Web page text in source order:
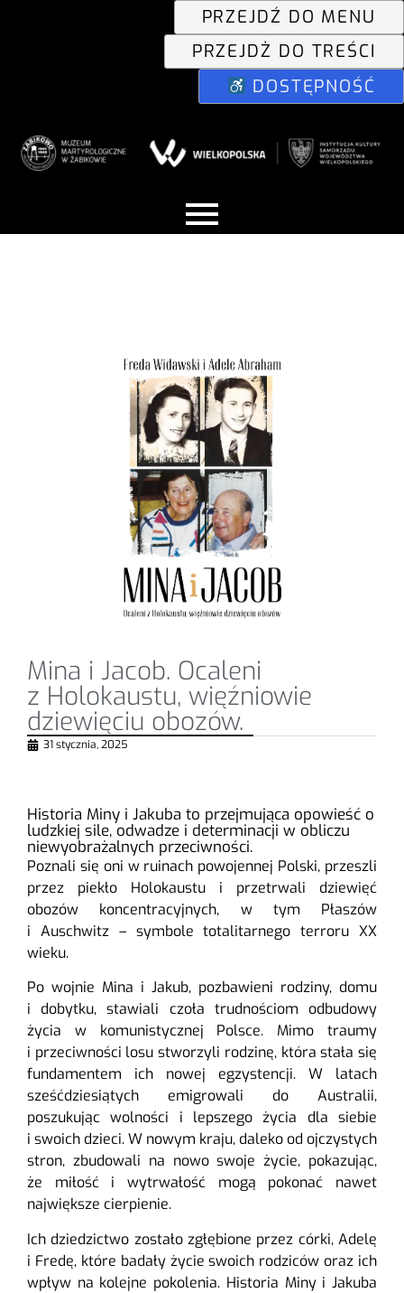
PRZEJDŹ DO MENU
PRZEJDŻ DO TREŚCI
DOSTĘPNOŚĆ
Mina i Jacob. Ocaleni
z Holokaustu, więźniowie
dziewięciu obozów.
31 stycznia, 2025
Historia Miny i Jakuba to przejmująca opowieść o
ludzkiej sile, odwadze i determinacji w obliczu
niewyobrażalnych przeciwności.
Poznali się oni w ruinach powojennej Polski, przeszli
przez piekło Holokaustu i przetrwali dziewięć
obozów koncentracyjnych, w tym Płaszów
i Auschwitz – symbole totalitarnego terroru XX
wieku.
Po wojnie Mina i Jakub, pozbawieni rodziny, domu
i dobytku, stawiali czoła trudnościom odbudowy
życia w komunistycznej Polsce. Mimo traumy
i przeciwności losu stworzyli rodzinę, która stała się
fundamentem ich nowej egzystencji. W latach
sześćdziesiątych emigrowali do Australii,
poszukując wolności i lepszego życia dla siebie
i swoich dzieci. W nowym kraju, daleko od ojczystych
stron, zbudowali na nowo swoje życie, pokazując,
że miłość i wytrwałość mogą pokonać nawet
największe cierpienie.
Ich dziedzictwo zostało zgłębione przez córki, Adelę
i Fredę, które badały życie swoich rodziców oraz ich
wpływ na kolejne pokolenia. Historia Miny i Jakuba